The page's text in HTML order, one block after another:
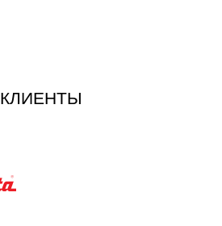
КЛИЕНТЫ